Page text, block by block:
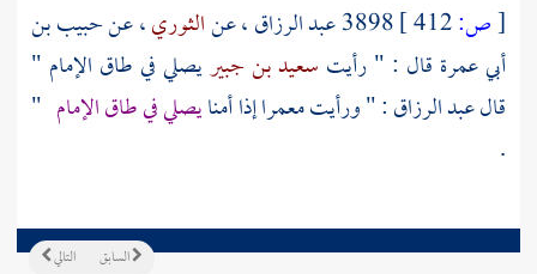
[ص: 3898عبد الرزاق، عنالثوري، عنحبيب بن
أبي عمرة قال : " رأيت سعيد بن جبيريصلي في طاق الإمام "
قالعبد الرزاق: " ورأيتمعمراإذا أمنايصلي في طاق الإمام "
.
التالي السابق